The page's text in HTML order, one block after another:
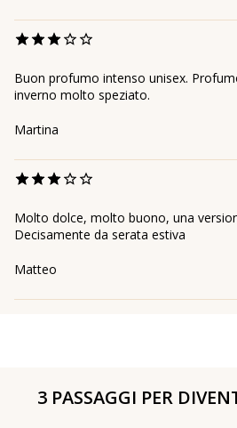
Buon profumo intenso unisex.
inverno molto speziato.
Martina
Molto dolce, molto buono, una
Decisamente da serata estiva
Matteo
3 PASSAGGI PER